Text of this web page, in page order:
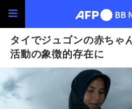
タイでジュゴンの赤ちゃ
活動の象徴的存在に